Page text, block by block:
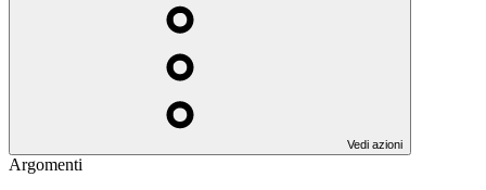
Vedi azioni
Argomenti